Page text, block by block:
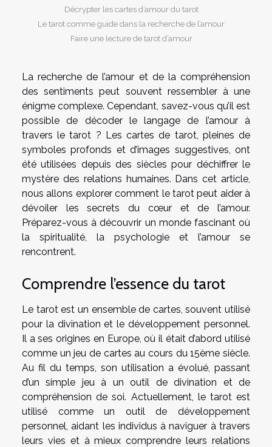
Décrypter les cartes d’amour du tarot
Le tarot comme guide dans la recherche de l’amour
Faire une lecture de tarot d’amour
La recherche de l’amour et de la compréhension
des sentiments peut souvent ressembler à une
énigme complexe. Cependant, savez-vous qu’il est
possible de décoder le langage de l’amour à
travers le tarot ? Les cartes de tarot, pleines de
symboles profonds et d’images suggestives, ont
été utilisées depuis des siècles pour déchiffrer le
mystère des relations humaines. Dans cet article,
nous allons explorer comment le tarot peut aider à
dévoiler les secrets du cœur et de l’amour.
Préparez-vous à découvrir un monde fascinant où
la spiritualité, la psychologie et l’amour se
rencontrent.
Comprendre l’essence du tarot
Le tarot est un ensemble de cartes, souvent utilisé
pour la divination et le développement personnel.
Il a ses origines en Europe, où il était d’abord utilisé
comme un jeu de cartes au cours du 15ème siècle.
Au fil du temps, son utilisation a évolué, passant
d’un simple jeu à un outil de divination et de
compréhension de soi. Actuellement, le tarot est
utilisé comme un outil de développement
personnel, aidant les individus à naviguer à travers
leurs vies et à mieux comprendre leurs relations